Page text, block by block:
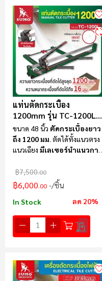
แท่นตัดกระเบื้อง
1200mm รุ่น TC-1200L
SUMO
ขนาด 48 นิ้ว ตัดกระเบื้องยาว
ถึง 1200 มม. ตัดได้ทั้งแนวตรง
แนวเฉียง มีเลเซอร์นำแนวการ
฿7,500.00
฿6,000.00 /ชิ้น
In Stock ลด 20%